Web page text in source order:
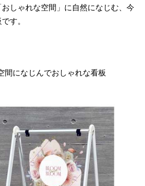
しゃれな空間」に自然になじむ、今
す。
間になじんでおしゃれな看板